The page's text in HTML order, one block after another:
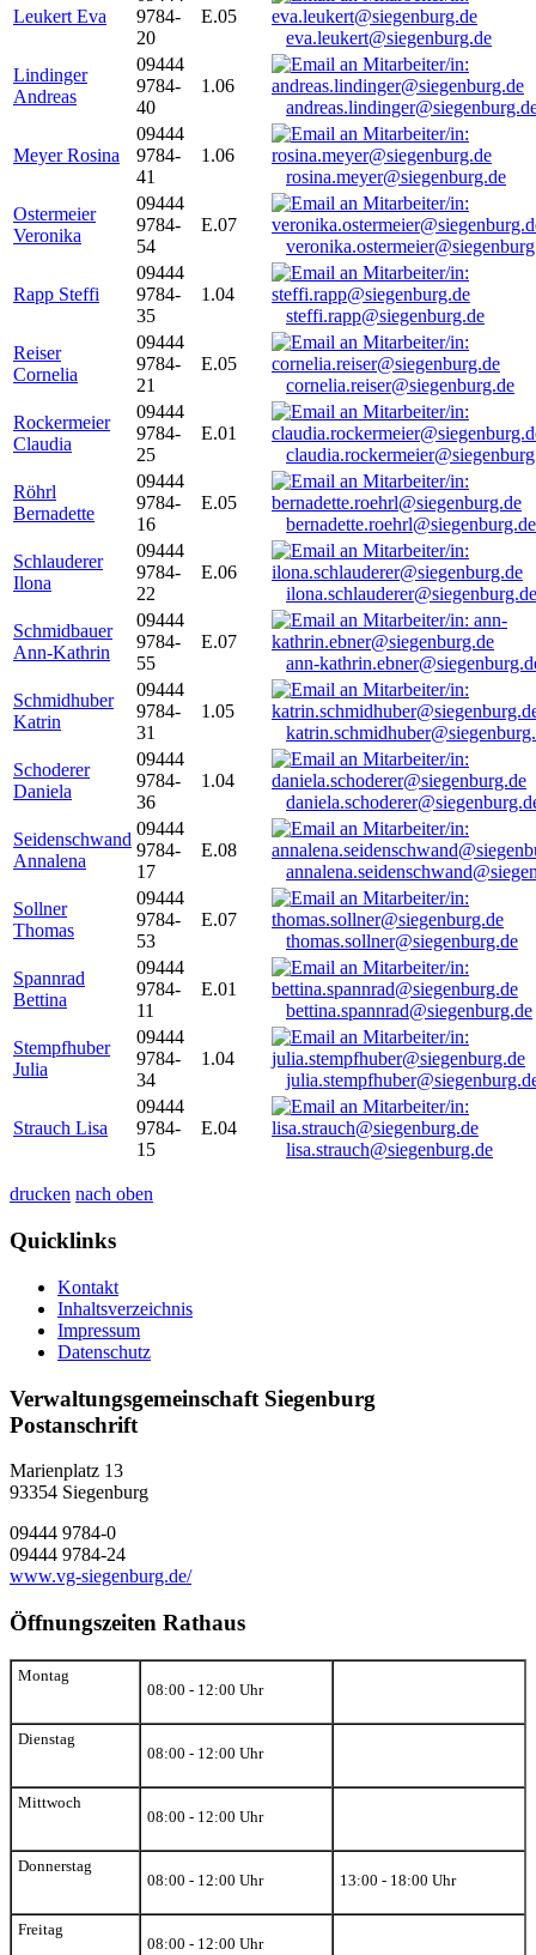
Leukert Eva
9784-
20
E.05
eva.leukert@siegenburg.de
Lindinger
Andreas
09444
9784-
40
1.06
Meyer Rosina
09444
9784-
41
1.06
rosina.meyer@siegenburg.de
Ostermeier
Veronika
09444
9784-
54
E.07
Rapp Steffi
09444
9784-
35
1.04
steffi.rapp@siegenburg.de
Reiser
Cornelia
09444
9784-
21
E.05
cornelia.reiser@siegenburg.de
Rockermeier
Claudia
09444
9784-
25
E.01
Röhrl
Bernadette
09444
9784-
16
E.05
bernadette.roehrl@siegenburg.de
Schlauderer
Ilona
09444
9784-
22
E.06
ilona.schlauderer@siegenburg.de
Schmidbauer
Ann-Kathrin
09444
9784-
55
E.07
ann-
Schmidhuber
Katrin
09444
9784-
31
1.05
Schoderer
Daniela
09444
9784-
36
1.04
Seidenschwand
Annalena
09444
9784-
17
E.08
Sollner
Thomas
09444
9784-
53
E.07
thomas.sollner@siegenburg.de
Spannrad
Bettina
09444
9784-
11
E.01
bettina.spannrad@siegenburg.de
Stempfhuber
Julia
09444
9784-
34
1.04
Strauch Lisa
09444
9784-
15
E.04
lisa.strauch@siegenburg.de
drucken nach oben
Quicklinks
Kontakt
Inhaltsverzeichnis
Impressum
Datenschutz
Verwaltungsgemeinschaft Siegenburg
Postanschrift
Marienplatz 13
93354 Siegenburg
09444 9784-0
09444 9784-24
www.vg-siegenburg.de/
Öffnungszeiten Rathaus
Montag
08:00 - 12:00 Uhr
Dienstag
08:00 - 12:00 Uhr
Mittwoch
08:00 - 12:00 Uhr
Donnerstag
08:00 - 12:00 Uhr
13:00 - 18:00 Uhr
Freitag
08:00 - 12:00 Uhr